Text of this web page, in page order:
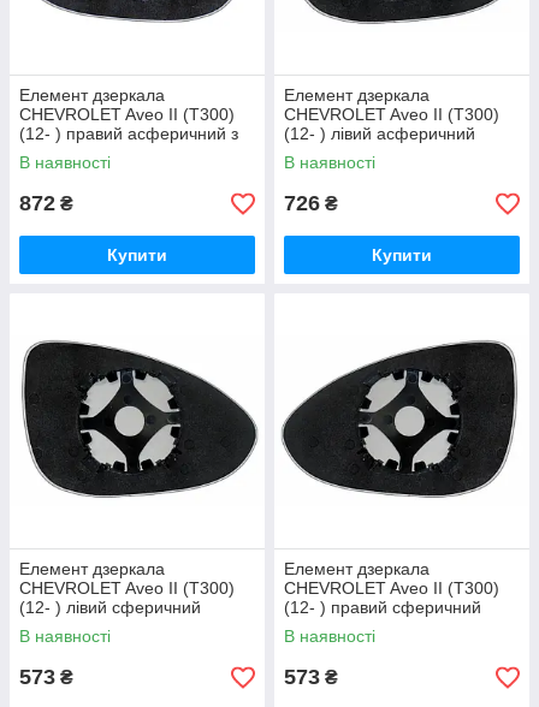
Елемент дзеркала
CHEVROLET Aveo II (T300)
(12- ) правий асферичний з
обігрівом
В наявності
872 ₴
Купити
Елемент дзеркала
CHEVROLET Aveo II (T300)
(12- ) лівий асферичний
В наявності
726 ₴
Купити
Елемент дзеркала
CHEVROLET Aveo II (T300)
(12- ) лівий сферичний
В наявності
573 ₴
Елемент дзеркала
CHEVROLET Aveo II (T300)
(12- ) правий сферичний
В наявності
573 ₴